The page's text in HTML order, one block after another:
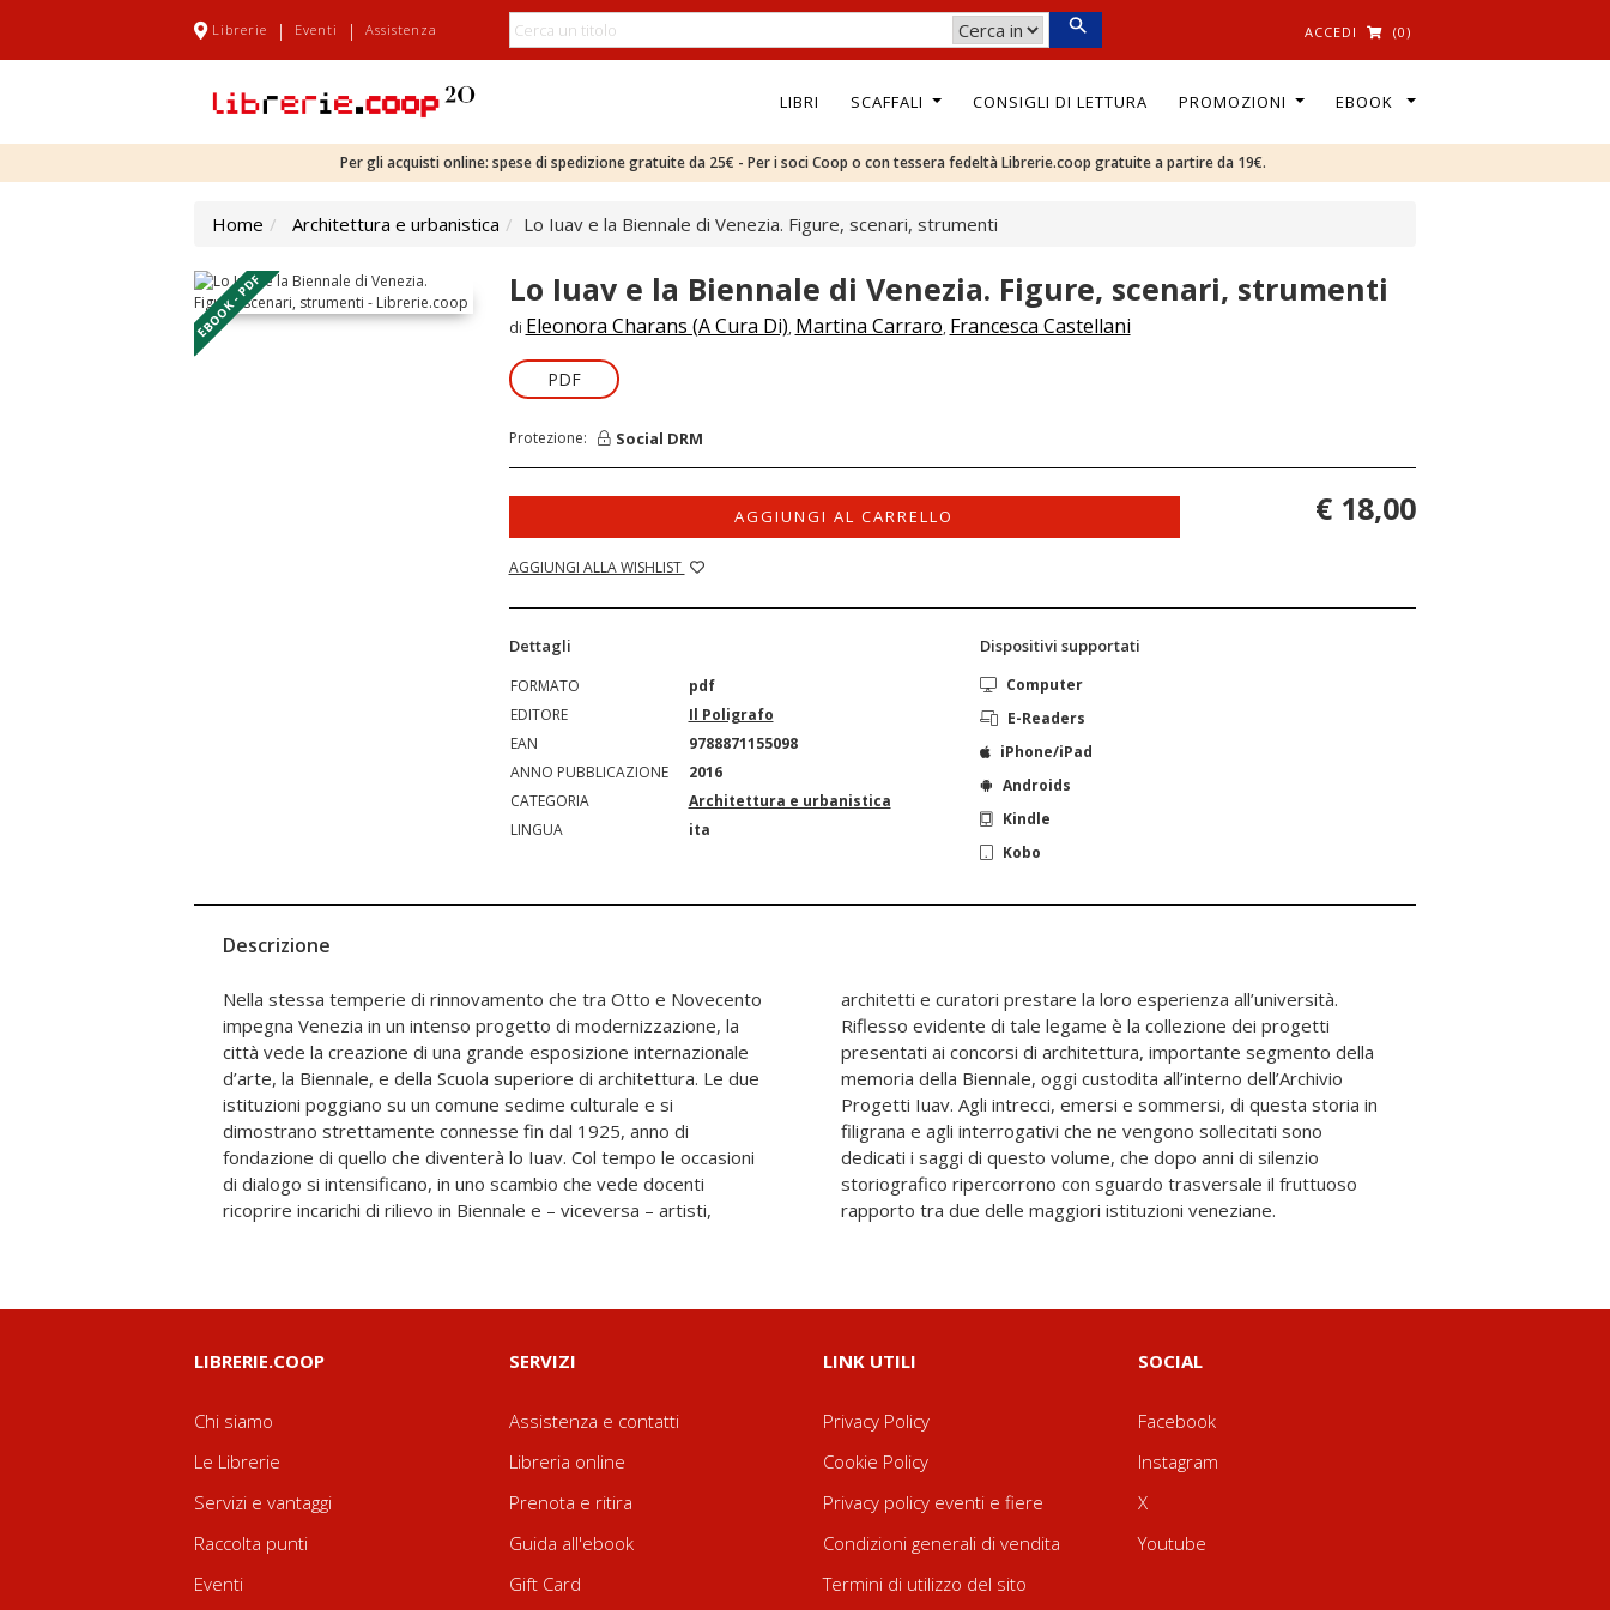
Librerie | Eventi | Assistenza ACCEDI (0)
LIBRI SCAFFALI CONSIGLI DI LETTURA PROMOZIONI EBOOK
Per gli acquisti online: spese di spedizione gratuite da 25€ - Per i soci Coop o con tessera fedeltà Librerie.coop gratuite a partire da 19€.
Home Architettura e urbanistica Lo Iuav e la Biennale di Venezia. Figure, scenari, strumenti
EBOOK - PDF Lo Iuav e la Biennale di Venezia. Figure, scenari, strumenti
di Eleonora Charans (A Cura Di), Martina Carraro, Francesca Castellani
PDF
Protezione: Social DRM
AGGIUNGI AL CARRELLO
AGGIUNGI ALLA WISHLIST
€ 18,00
Dettagli
FORMATO
pdf
EDITORE
Il Poligrafo
EAN
9788871155098
ANNO PUBBLICAZIONE
2016
CATEGORIA
Architettura e urbanistica
LINGUA
ita
Dispositivi supportati
Computer
E-Readers
iPhone/iPad
Androids
Kindle
Kobo
Descrizione
Nella stessa temperie di rinnovamento che tra Otto e Novecento
impegna Venezia in un intenso progetto di modernizzazione, la
città vede la creazione di una grande esposizione internazionale
d’arte, la Biennale, e della Scuola superiore di architettura. Le due
istituzioni poggiano su un comune sedime culturale e si
dimostrano strettamente connesse fin dal 1925, anno di
fondazione di quello che diventerà lo Iuav. Col tempo le occasioni
di dialogo si intensificano, in uno scambio che vede docenti
ricoprire incarichi di rilievo in Biennale e – viceversa – artisti,
architetti e curatori prestare la loro esperienza all’università.
Riflesso evidente di tale legame è la collezione dei progetti
presentati ai concorsi di architettura, importante segmento della
memoria della Biennale, oggi custodita all’interno dell’Archivio
Progetti Iuav. Agli intrecci, emersi e sommersi, di questa storia in
filigrana e agli interrogativi che ne vengono sollecitati sono
dedicati i saggi di questo volume, che dopo anni di silenzio
storiografico ripercorrono con sguardo trasversale il fruttuoso
rapporto tra due delle maggiori istituzioni veneziane.
LIBRERIE.COOP
Chi siamo
Le Librerie
Servizi e vantaggi
Raccolta punti
Eventi
SERVIZI
Assistenza e contatti
Libreria online
Prenota e ritira
Guida all'ebook
Gift Card
LINK UTILI
Privacy Policy
Cookie Policy
Privacy policy eventi e fiere
Condizioni generali di vendita
Termini di utilizzo del sito
SOCIAL
Facebook
Instagram
X
Youtube